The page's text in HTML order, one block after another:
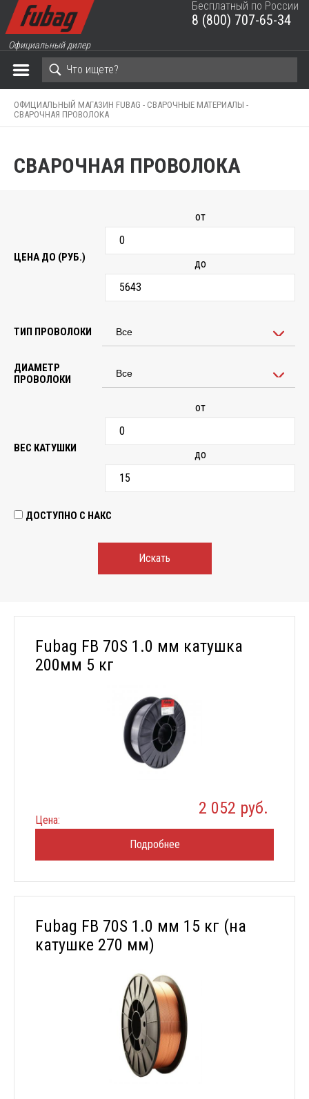
Официальный дилер
Бесплатный по России
8 (800) 707-65-34
ОФИЦИАЛЬНЫЙ МАГАЗИН FUBAG - СВАРОЧНЫЕ МАТЕРИАЛЫ -
СВАРОЧНАЯ ПРОВОЛОКА
СВАРОЧНАЯ ПРОВОЛОКА
ЦЕНА ДО (РУБ.)
от
до
ТИП ПРОВОЛОКИ
ДИАМЕТР
ПРОВОЛОКИ
ВЕС КАТУШКИ
от
до
ДОСТУПНО С НАКС
Искать
Fubag FB 70S 1.0 мм катушка
200мм 5 кг
Цена:
2 052 руб.
Подробнее
Fubag FB 70S 1.0 мм 15 кг (на
катушке 270 мм)
ЗАКРЫТЬ КОРЗИНУ